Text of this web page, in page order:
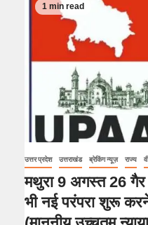
1 min read
उत्तर प्रदेश उत्तराखंड ब्रेकिंग न्यूज़ राज्य
मथुरा 9 अगस्त 26 गैर
भी नई परंपरा शुरू